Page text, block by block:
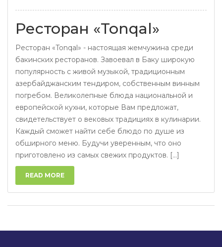
Ресторан «Tonqal»
Ресторан «Tonqal» - настоящая жемчужина среди
бакинских ресторанов. Завоевал в Баку широкую
популярность с живой музыкой, традиционным
азербайджанским тендиром, собственным винным
погребом. Великолепные блюда национальной и
европейской кухни, которые Вам предложат,
свидетельствует о вековых традициях в кулинарии.
Каждый сможет найти себе блюдо по душе из
обширного меню. Будучи уверенным, что оно
приготовлено из самых свежих продуктов. [...]
READ MORE